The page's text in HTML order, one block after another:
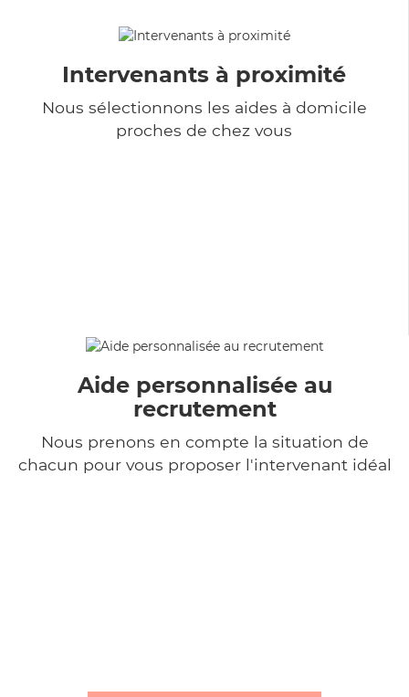
Intervenants à proximité
Nous sélectionnons les aides à domicile
proches de chez vous
Aide personnalisée au
recrutement
Nous prenons en compte la situation de
chacun pour vous proposer l'intervenant idéal